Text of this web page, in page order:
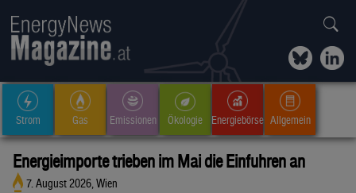
Strom Gas Emissionen Ökologie Energiebörse Allgemein
Energieimporte trieben im Mai die Einfuhren an
7. August 2026, Wien